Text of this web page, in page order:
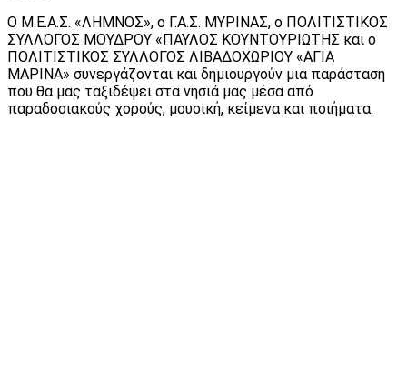
Ο Μ.Ε.Α.Σ. «ΛΗΜΝΟΣ», ο Γ.Α.Σ. ΜΥΡΙΝΑΣ, ο ΠΟΛΙΤΙΣΤΙΚΟΣ
ΣΥΛΛΟΓΟΣ ΜΟΥΔΡΟΥ «ΠΑΥΛΟΣ ΚΟΥΝΤΟΥΡΙΩΤΗΣ και ο
ΠΟΛΙΤΙΣΤΙΚΟΣ ΣΥΛΛΟΓΟΣ ΛΙΒΑΔΟΧΩΡΙΟΥ «ΑΓΙΑ
ΜΑΡΙΝΑ» συνεργάζονται και δημιουργούν μια παράσταση
που θα μας ταξιδέψει στα νησιά μας μέσα από
παραδοσιακούς χορούς, μουσική, κείμενα και ποιήματα.